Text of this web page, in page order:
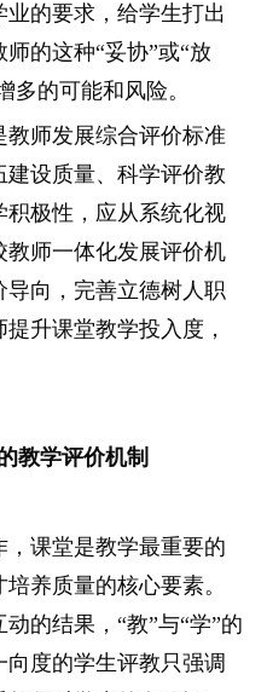
的要求，给学生打出
的这种“妥协”或“放
多的可能和风险。
师发展综合评价标准
设质量、科学评价教
极性，应从系统化视
师一体化发展评价机
向，完善立德树人职
升课堂教学投入度，
教学评价机制
课堂是教学最重要的
养质量的核心要素。
的结果，“教”与“学”的
度的学生评教只强调